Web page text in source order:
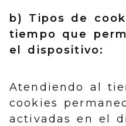
b) Tipos de
tiempo que
el dispositivo:
Atendiendo al
cookies
activadas en el